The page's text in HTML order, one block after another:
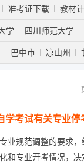
准考证下载 教材
学 四川师范大学
巴中市 凉山州
学考试有关专业停
业规范调整的要求，
和专业开考情况，决